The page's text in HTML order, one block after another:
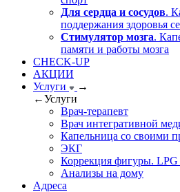
Для сердца и сосудов.
поддержания здоровья
Стимулятор мозга.
памяти и работы мозга
CHECK-UP
АКЦИИ
Услуги
→
←Услуги
Врач-терапевт
Врач интегративной
Капельница со своими
ЭКГ
Коррекция фигуры. LPG
Анализы на дому
Адреса